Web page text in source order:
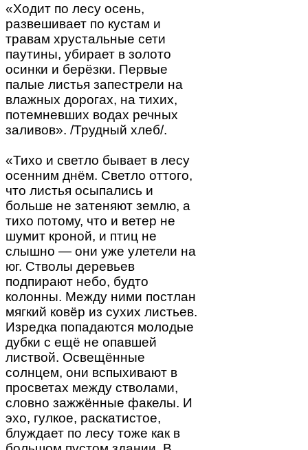
«Ходит по лесу осень,
развешивает по кустам и
травам хрустальные сети
паутины, убирает в золото
осинки и берёзки. Первые
палые листья запестрели на
влажных дорогах, на тихих,
потемневших водах речных
заливов». /Трудный хлеб/.
«Тихо и светло бывает в лесу
осенним днём. Светло оттого,
что листья осыпались и
больше не затеняют землю, а
тихо потому, что и ветер не
шумит кроной, и птиц не
слышно — они уже улетели на
юг. Стволы деревьев
подпирают небо, будто
колонны. Между ними постлан
мягкий ковёр из сухих листьев.
Изредка попадаются молодые
дубки с ещё не опавшей
листвой. Освещённые
солнцем, они вспыхивают в
просветах между стволами,
словно зажжённые факелы. И
эхо, гулкое, раскатистое,
блуждает по лесу тоже как в